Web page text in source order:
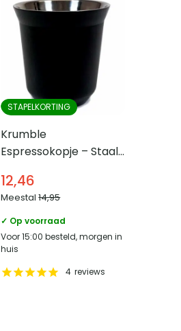
STAPELKORTING
Krumble
Espressokopje – Staal
12,46
Meestal14,95
✓ Op voorraad
Voor 15:00 besteld, morgen in
huis
4 reviews